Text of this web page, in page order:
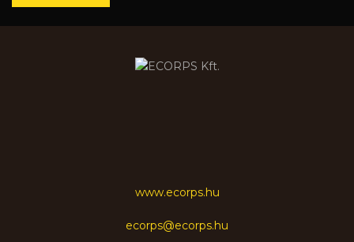
www.ecorps.hu
ecorps@ecorps.hu